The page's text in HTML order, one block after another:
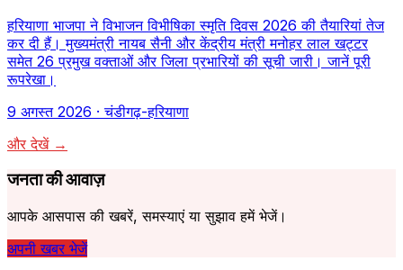
हरियाणा भाजपा ने विभाजन विभीषिका स्मृति दिवस 2026 की तैयारियां तेज
कर दी हैं। मुख्यमंत्री नायब सैनी और केंद्रीय मंत्री मनोहर लाल खट्टर
समेत 26 प्रमुख वक्ताओं और जिला प्रभारियों की सूची जारी। जानें पूरी
रूपरेखा।
9 अगस्त 2026 · चंडीगढ़-हरियाणा
और देखें →
जनता की आवाज़
आपके आसपास की खबरें, समस्याएं या सुझाव हमें भेजें।
अपनी खबर भेजें